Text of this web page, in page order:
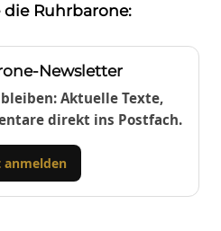
Ruhrbarone:
Newsletter
Aktuelle Texte,
direkt ins Postfach.
anmelden